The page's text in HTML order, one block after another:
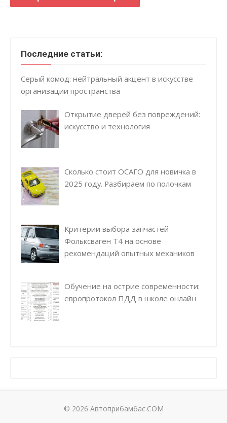
Последние статьи:
Серый комод: нейтральный акцент в искусстве
организации пространства
Открытие дверей без повреждений:
искусство и технология
Сколько стоит ОСАГО для новичка в
2025 году. Разбираем по полочкам
Критерии выбора запчастей
Фольксваген Т4 на основе
рекомендаций опытных механиков
Обучение на острие современности:
европротокол ПДД в школе онлайн
© 2026 Автоприбамбас.COM